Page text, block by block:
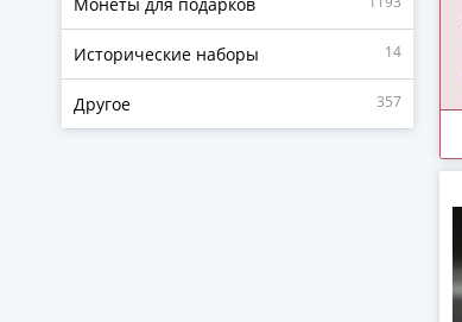
Исторические наборы 14
Другое 357